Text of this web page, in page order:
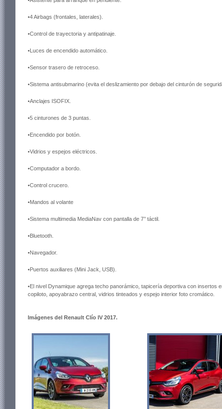
•4 Airbags (frontales, laterales).
•Control de trayectoria y antipatinaje.
•Luces de encendido automático.
•Sensor trasero de retroceso.
•Sistema antisubmarino (evita el deslizamiento por debajo del cinturón de
•Anclajes ISOFIX.
•5 cinturones de 3 puntas.
•Encendido por botón.
•Vidrios y espejos eléctricos.
•Computador a bordo.
•Control crucero.
•Mandos al volante
•Sistema multimedia MediaNav con pantalla de 7’’ táctil.
•Bluetooth.
•Navegador.
•Puertos auxiliares (Mini Jack, USB).
•El nivel Dynamique agrega techo panorámico, tapicería deportiva con insertos
copiloto, apoyabrazo central, vidrios tinteados y espejo interior foto cromático.
Imágenes del Renault Clío IV 2017.